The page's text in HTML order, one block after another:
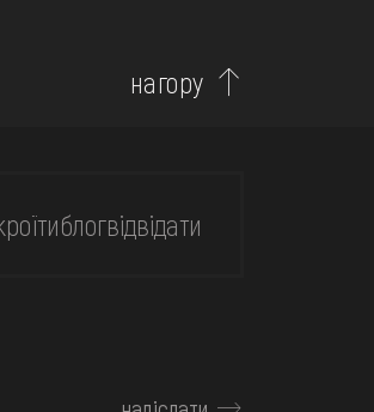
нагору
блогвідвідати